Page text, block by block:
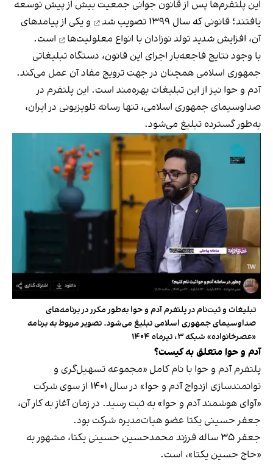
این پلتفرم‌ها پس از قانون جوانی جمعیت بیش از پیش توسعه
یافتند؛ قانونی که سال ۱۳۹۹
تصویب شد
و یکی از پیامدهای
آن، افزایش شدید تولد نوزادان با انواع معلولیت‌ها
است.
با وجود نتایج فاجعه‌بار اجرای این قانون، دستگاه تبلیغاتی
جمهوری اسلامی همچنان در جهت ترویج مفاد آن عمل می‌کند.
آدم و حوا نیز از این تبلیغات بهره‌مند است. این پلتفرم در
صداوسیمای جمهوری اسلامی، تنها رسانه تلویزیونی در ایران،
به‌طور گسترده تبلیغ می‌شود.
تبلیغات و ثبت‌نام در پلتفرم آدم‌ و حوا به‌طور مکرر در برنامه‌های
صداوسیمای جمهوری اسلامی تبلیغ می‌شود. تصویر مربوط به برنامه
«عصرخانواده» شبکه ۳، تیرماه ۱۴۰۴
آدم و حوا متعلق به کیست؟
پلتفرم آدم و حوا با نام کامل «مجموعه تسهیل‌گری و
توانمندسازی ازدواج آدم و حوا» در سال ۱۴۰۱ از سوی شرکت
«آوای هوشمند آدم و حوا» به ثبت رسید. در زمان آغاز به‌ کار آن،
جعفر حسینی یکتا عضو هیات‌مدیره شرکت بود.
جعفر ۳۵ ساله فرزند محمدحسین حسینی یکتا، مشهور به
«حاج حسین یکتا»، است.